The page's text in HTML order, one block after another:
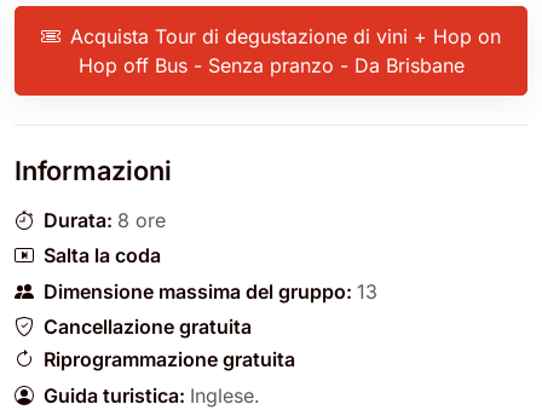
Acquista Tour di degustazione di vini + Hop on
Hop off Bus - Senza pranzo - Da Brisbane
Informazioni
Durata: 8 ore
Salta la coda
Dimensione massima del gruppo: 13
Cancellazione gratuita
Riprogrammazione gratuita
Guida turistica: Inglese.